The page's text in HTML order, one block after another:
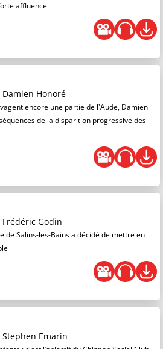
affluence
Damien Honoré
encore une partie de l'Aude, Damien
de la disparition progressive des
Frédéric Godin
de Salins-les-Bains a décidé de mettre en
Stephen Emarin